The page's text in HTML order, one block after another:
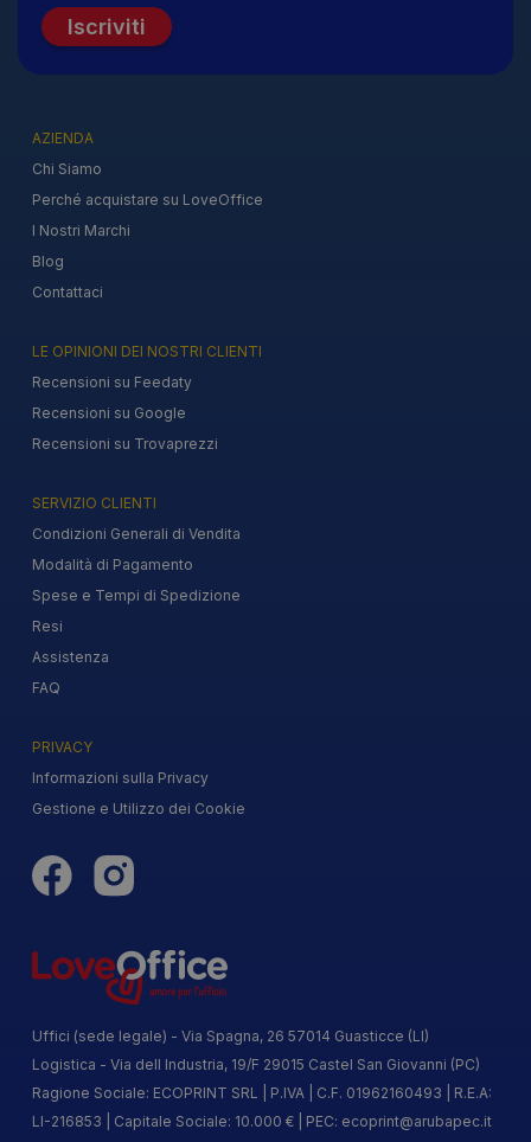
Iscriviti
AZIENDA
Chi Siamo
Perché acquistare su LoveOffice
I Nostri Marchi
Blog
Contattaci
LE OPINIONI DEI NOSTRI CLIENTI
Recensioni su Feedaty
Recensioni su Google
Recensioni su Trovaprezzi
SERVIZIO CLIENTI
Condizioni Generali di Vendita
Modalità di Pagamento
Spese e Tempi di Spedizione
Resi
Assistenza
FAQ
PRIVACY
Informazioni sulla Privacy
Gestione e Utilizzo dei Cookie
Uffici (sede legale) - Via Spagna, 26 57014 Guasticce (LI)
Logistica - Via dell Industria, 19/F 29015 Castel San Giovanni (PC)
Ragione Sociale: ECOPRINT SRL | P.IVA | C.F. 01962160493 | R.E.A:
LI-216853 | Capitale Sociale: 10.000 € | PEC: ecoprint@arubapec.it